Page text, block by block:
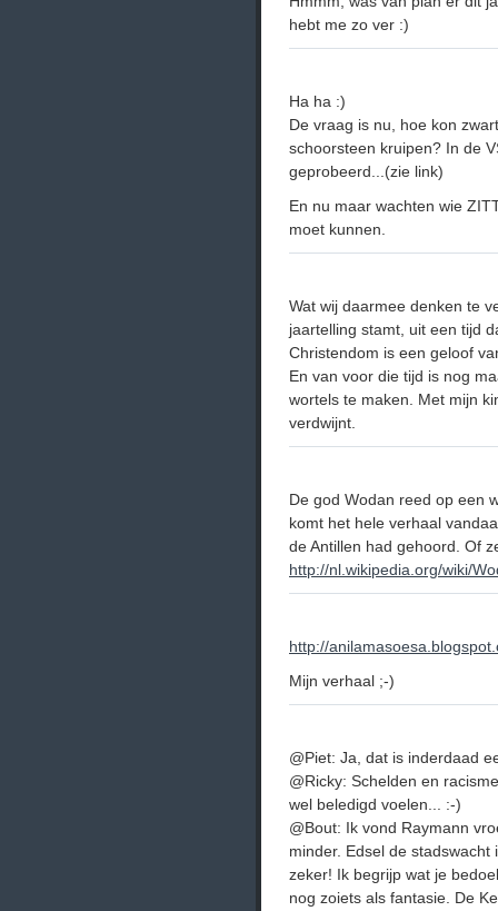
hebt me zo ver :)
Ha ha :)
De vraag is nu, hoe kon
schoorsteen kruipen? In de
geprobeerd...(zie link)
En nu maar wachten wie
moet kunnen.
Wat wij daarmee denken te
jaartelling stamt, uit een tijd
Christendom is een geloof
En van voor die tijd is nog
wortels te maken. Met mijn
verdwijnt.
De god Wodan reed op een
komt het hele verhaal
de Antillen had gehoord. Of
http://nl.wikipedia.org/wiki/
http://
Mijn verhaal ;-)
@Piet: Ja, dat is inderdaad
@Ricky: Schelden en
wel beledigd voelen... :-)
@Bout: Ik vond Raymann
minder. Edsel de
zeker! Ik begrijp wat je
nog zoiets als fantasie. De